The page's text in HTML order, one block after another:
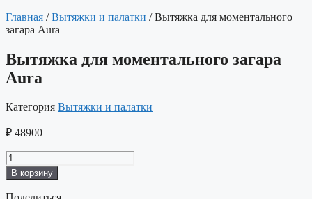
Главная /Вытяжки и палатки / Вытяжка для моментального
загара Aura
Вытяжка для моментального загара
Aura
Категория Вытяжки и палатки
₽ 48900
Количество
товара
Вытяжка
для
В корзину